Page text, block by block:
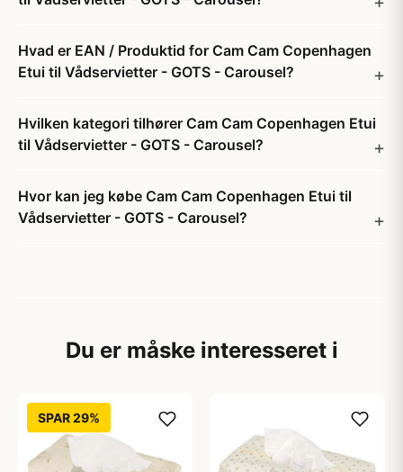
Hvad er EAN / Produktid for Cam Cam Copenhagen
Etui til Vådservietter - GOTS - Carousel?
Hvilken kategori tilhører Cam Cam Copenhagen Etui
til Vådservietter - GOTS - Carousel?
Hvor kan jeg købe Cam Cam Copenhagen Etui til
Vådservietter - GOTS - Carousel?
Du er måske interesseret i
SPAR 29%